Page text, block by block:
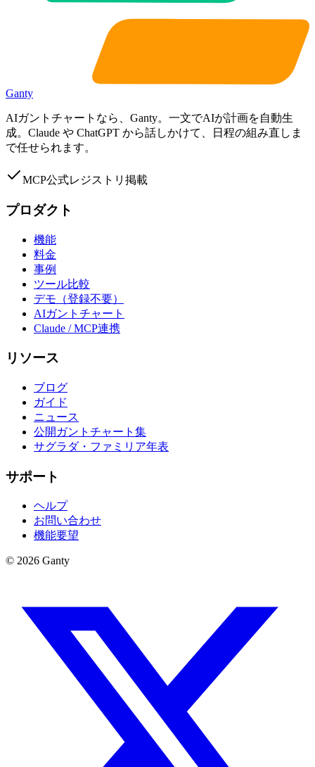
Ganty
AIガントチャートなら、Ganty。一文でAIが計画を自動生
成。Claude や ChatGPT から話しかけて、日程の組み直しま
で任せられます。
MCP公式レジストリ掲載
プロダクト
機能
料金
事例
ツール比較
デモ（登録不要）
AIガントチャート
Claude / MCP連携
リソース
ブログ
ガイド
ニュース
公開ガントチャート集
サグラダ・ファミリア年表
サポート
ヘルプ
お問い合わせ
機能要望
© 2026 Ganty